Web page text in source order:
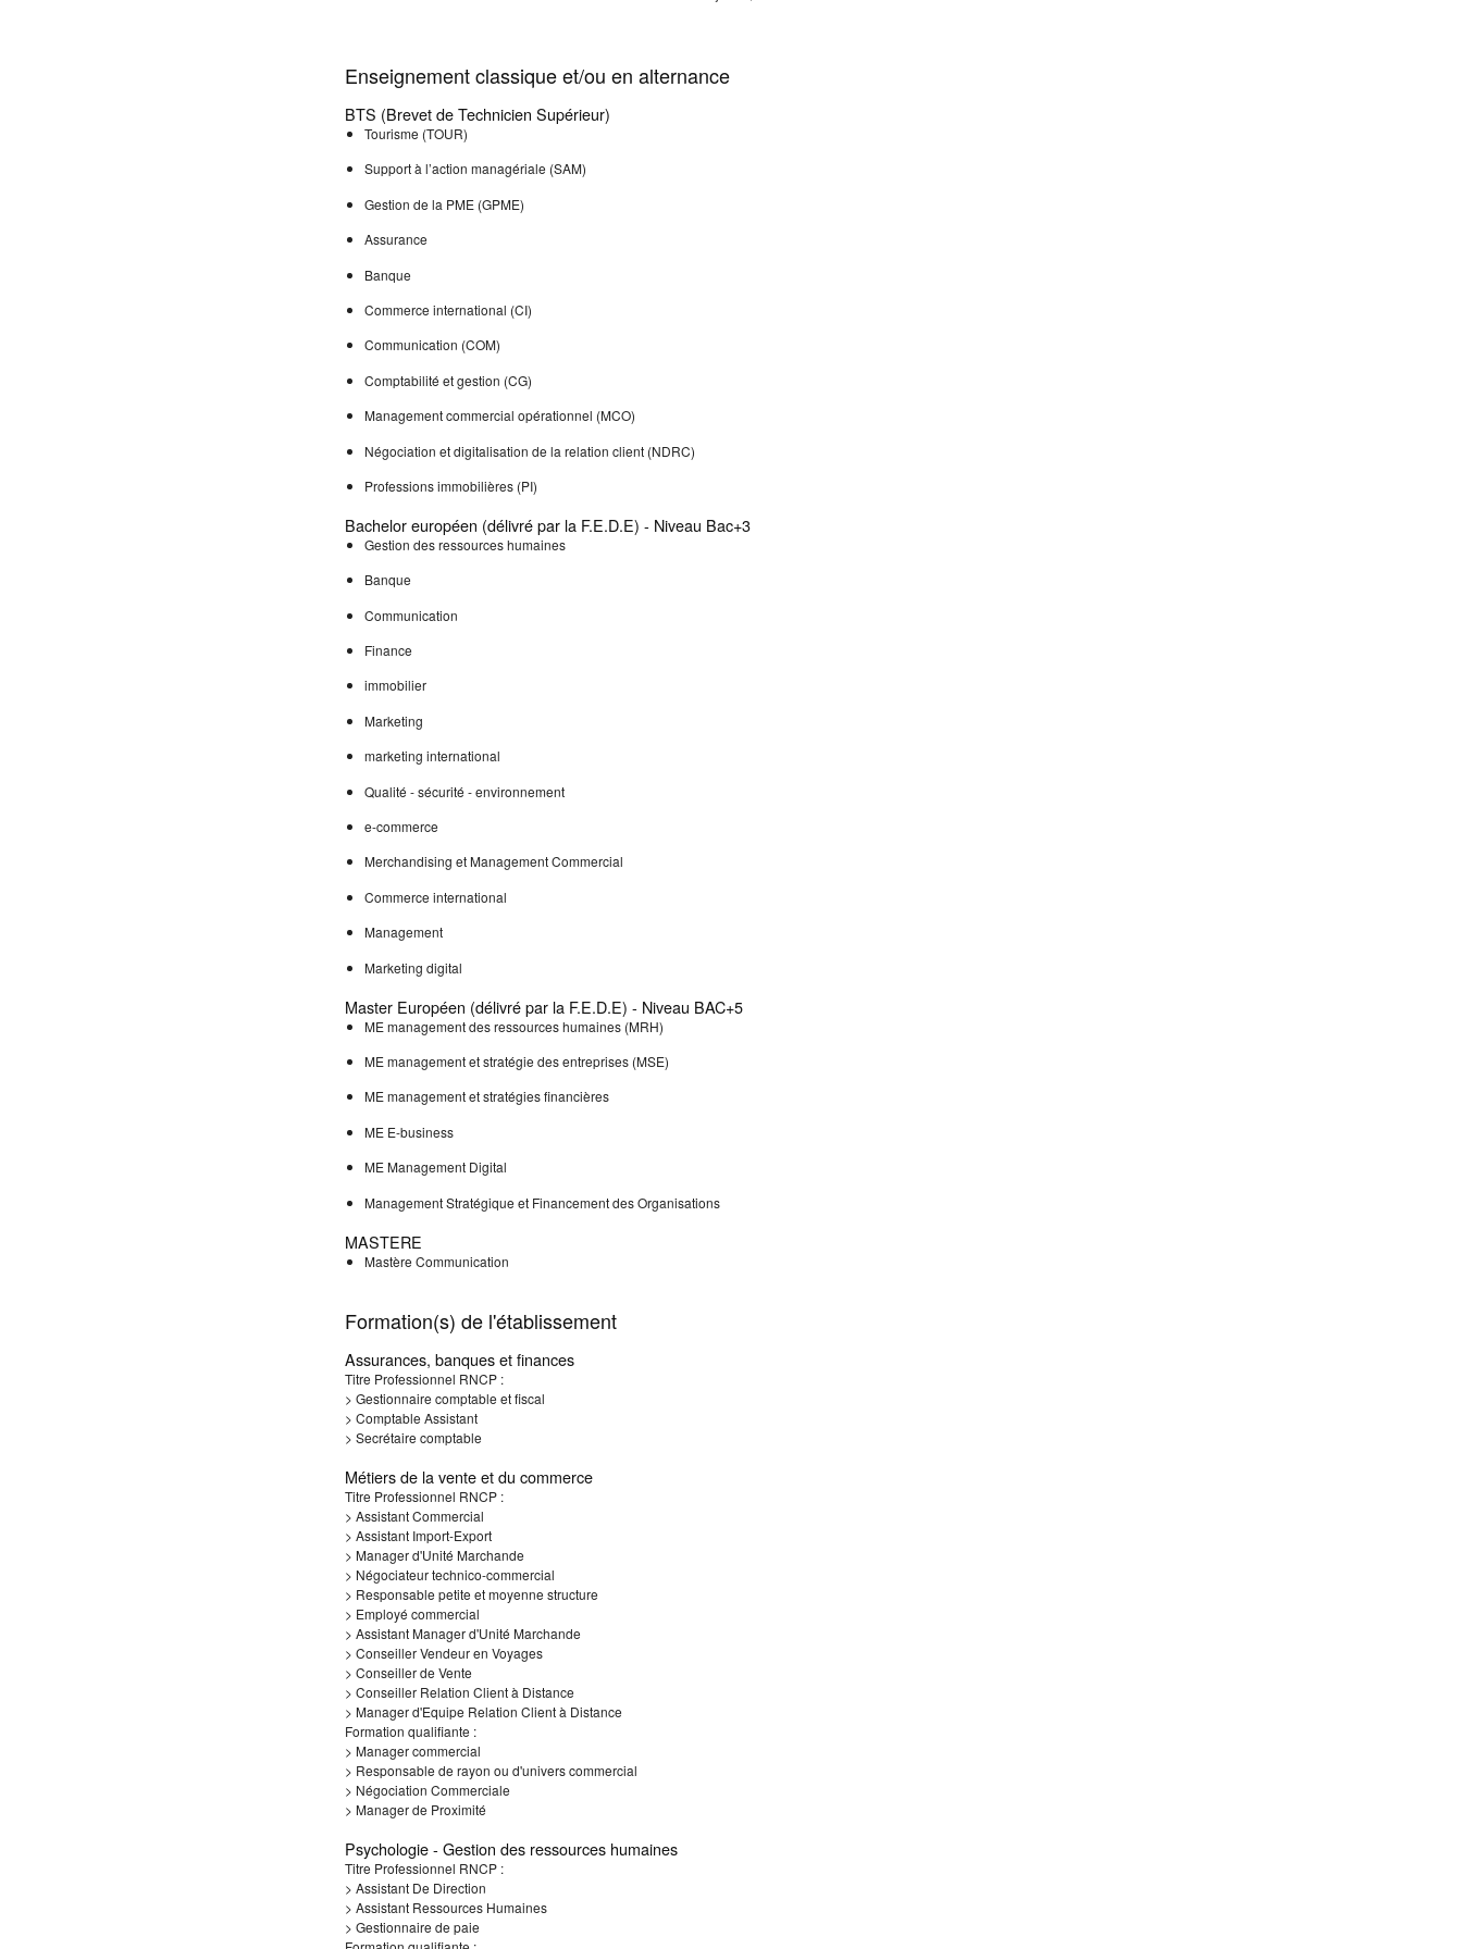
Enseignement classique et/ou en alternance
BTS (Brevet de Technicien Supérieur)
Tourisme (TOUR)
Support à l’action managériale (SAM)
Gestion de la PME (GPME)
Assurance
Banque
Commerce international (CI)
Communication (COM)
Comptabilité et gestion (CG)
Management commercial opérationnel (MCO)
Négociation et digitalisation de la relation client (NDRC)
Professions immobilières (PI)
Bachelor européen (délivré par la F.E.D.E) - Niveau Bac+3
Gestion des ressources humaines
Banque
Communication
Finance
immobilier
Marketing
marketing international
Qualité - sécurité - environnement
e-commerce
Merchandising et Management Commercial
Commerce international
Management
Marketing digital
Master Européen (délivré par la F.E.D.E) - Niveau BAC+5
ME management des ressources humaines (MRH)
ME management et stratégie des entreprises (MSE)
ME management et stratégies financières
ME E-business
ME Management Digital
Management Stratégique et Financement des Organisations
MASTERE
Mastère Communication
Formation(s) de l'établissement
Assurances, banques et finances
Titre Professionnel RNCP :
> Gestionnaire comptable et fiscal
> Comptable Assistant
> Secrétaire comptable
Métiers de la vente et du commerce
Titre Professionnel RNCP :
> Assistant Commercial
> Assistant Import-Export
> Manager d'Unité Marchande
> Négociateur technico-commercial
> Responsable petite et moyenne structure
> Employé commercial
> Assistant Manager d'Unité Marchande
> Conseiller Vendeur en Voyages
> Conseiller de Vente
> Conseiller Relation Client à Distance
> Manager d'Equipe Relation Client à Distance
Formation qualifiante :
> Manager commercial
> Responsable de rayon ou d'univers commercial
> Négociation Commerciale
> Manager de Proximité
Psychologie - Gestion des ressources humaines
Titre Professionnel RNCP :
> Assistant De Direction
> Assistant Ressources Humaines
> Gestionnaire de paie